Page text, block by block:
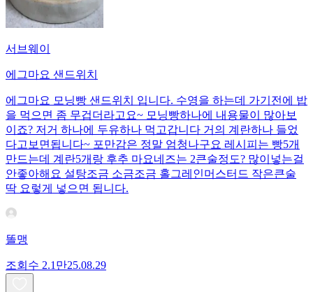
서브웨이
에그마요 샌드위치
에그마요 모닝빵 샌드위치 입니다. 수영을 하는데 가기전에 밥
을 먹으면 좀 무겁더라고요~ 모닝빵하나에 내용물이 많아보
이죠? 저거 하나에 두유하나 먹고갑니다 거의 계란하나 들었
다고보면됩니다~ 포만감은 정말 엄청나구요 레시피는 빵5개
만드는데 계란5개랑 후추 마요네즈는 2큰술정도? 많이넣는걸
안좋아해요 설탕조금 소금조금 홀그레인머스터드 작은큰술
딱 요렇게 넣으면 됩니다.
똘맹
조회수 2.1만25.08.29